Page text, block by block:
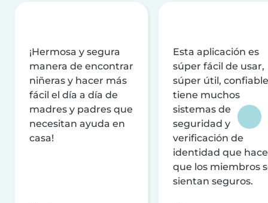
¡Hermosa y segura
manera de encontrar
niñeras y hacer más
fácil el día a día de
madres y padres que
necesitan ayuda en
casa!
Esta aplicación es
súper fácil de usar,
súper útil,
tiene muchos
sistemas de
seguridad y
verificación de
identidad que
que los miembros
sientan seguros.